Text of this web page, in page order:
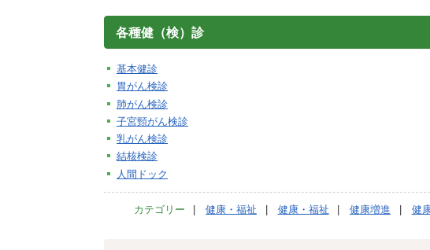
各種健（検）診
基本健診
胃がん検診
肺がん検診
子宮頸がん検診
乳がん検診
結核検診
人間ドック
カテゴリー 健康・福祉 健康・福祉 健康増進 健